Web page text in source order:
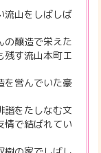
流山をしばしば
の醸造で栄えた
残す流山本町エ
を営んでいた豪
諧をたしなむ文
情で結ばれてい